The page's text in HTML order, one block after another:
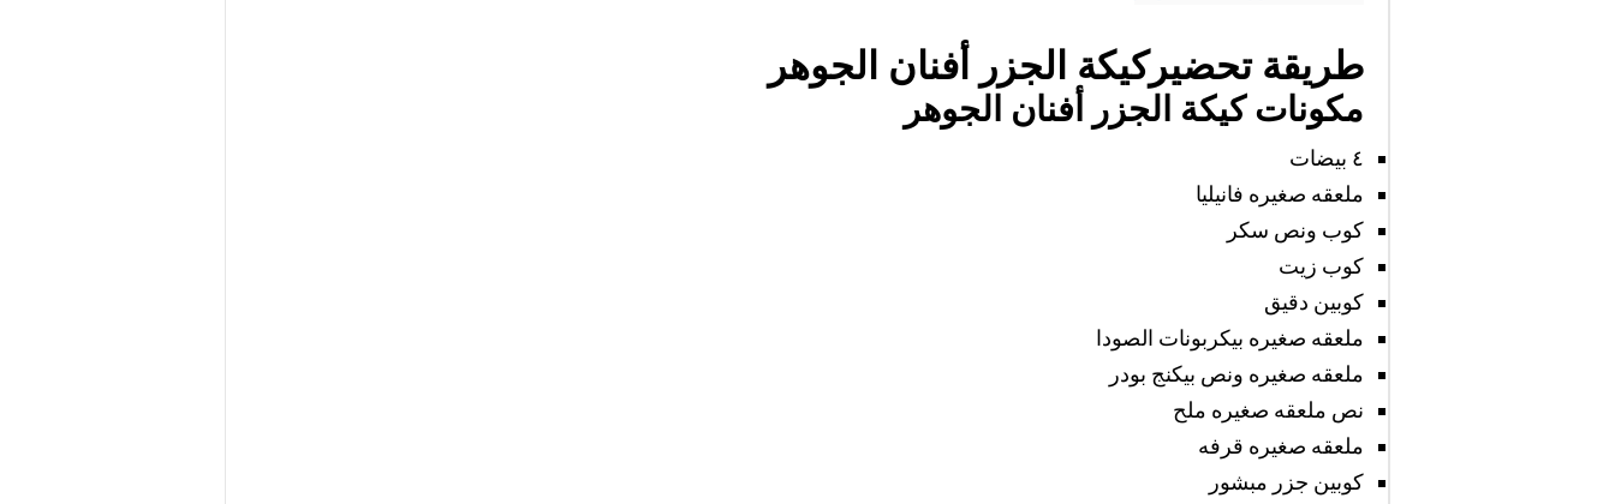
طريقة تحضيركيكة الجزر أفنان الجوهر
مكونات كيكة الجزر أفنان الجوهر
٤ بيضات
ملعقه صغيره فانيليا
كوب ونص سكر
كوب زيت
كوبين دقيق
ملعقه صغيره بيكربونات الصودا
ملعقه صغيره ونص بيكنج بودر
نص ملعقه صغيره ملح
ملعقه صغيره قرفه
كوبين جزر مبشور